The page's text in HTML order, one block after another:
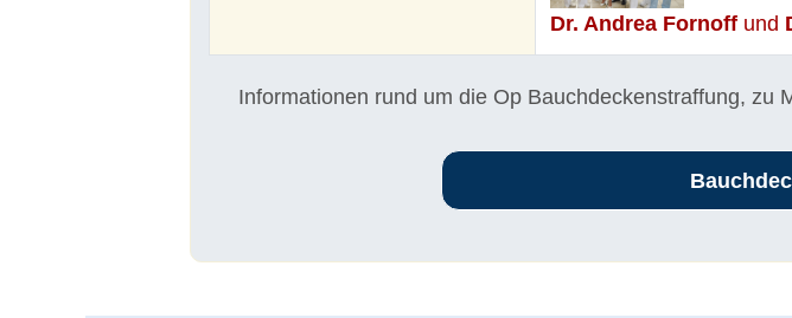
Dr. Andrea Fornoff und
Informationen rund um die Op Bauchdeckenstraffung, zu